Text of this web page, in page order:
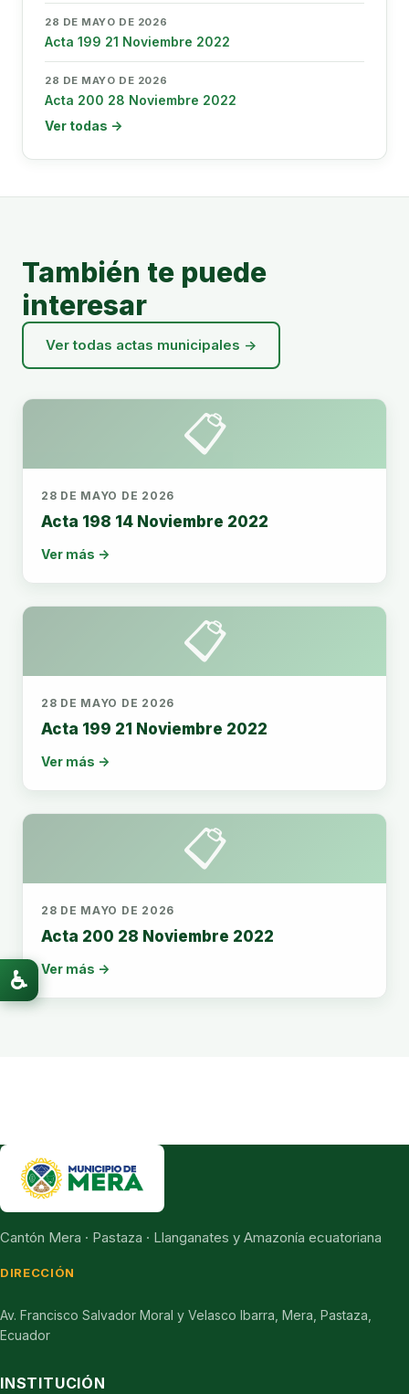
28 DE MAYO DE 2026
Acta 199 21 Noviembre 2022
28 DE MAYO DE 2026
Acta 200 28 Noviembre 2022
Ver todas →
También te puede
interesar
Ver todas actas municipales →
📋
28 DE MAYO DE 2026
Acta 198 14 Noviembre 2022
Ver más →
📋
28 DE MAYO DE 2026
Acta 199 21 Noviembre 2022
Ver más →
📋
28 DE MAYO DE 2026
Acta 200 28 Noviembre 2022
Ver más →
Cantón Mera · Pastaza · Llanganates y Amazonía ecuatoriana
DIRECCIÓN
Av. Francisco Salvador Moral y Velasco Ibarra, Mera, Pastaza,
Ecuador
INSTITUCIÓN
♿